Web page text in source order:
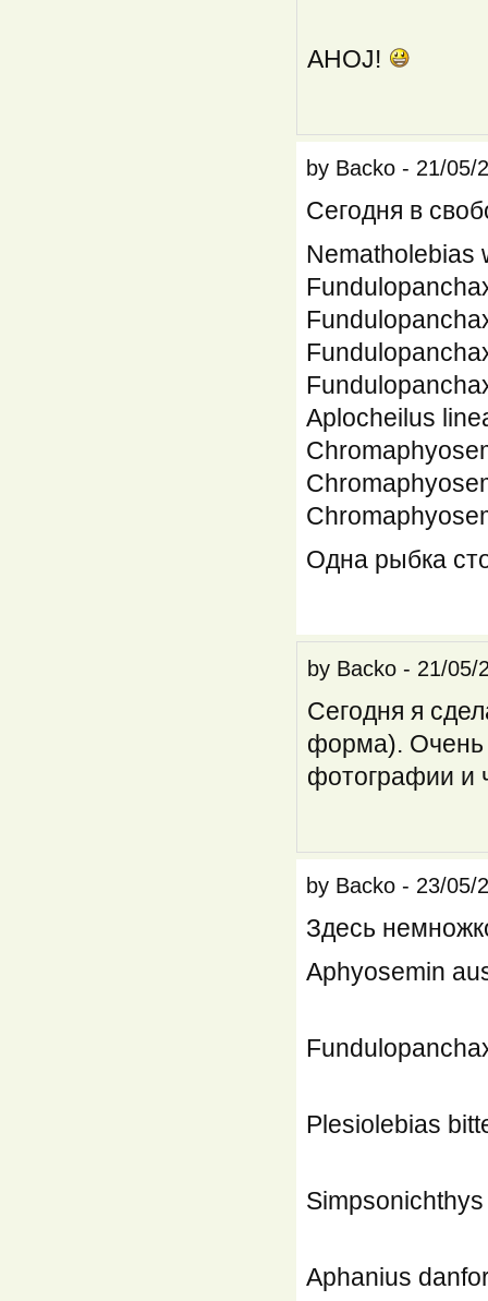
AHOJ!
by Backo - 21/05/
Сегодня в
Nematholebias
Aplocheilus
Одна рыбка
by Backo - 21/05/
Сегодня я
форма). Очень
фотографии и
by Backo - 23/05/
Здесь
Aphyosemin
Plesiolebias
Aphanius